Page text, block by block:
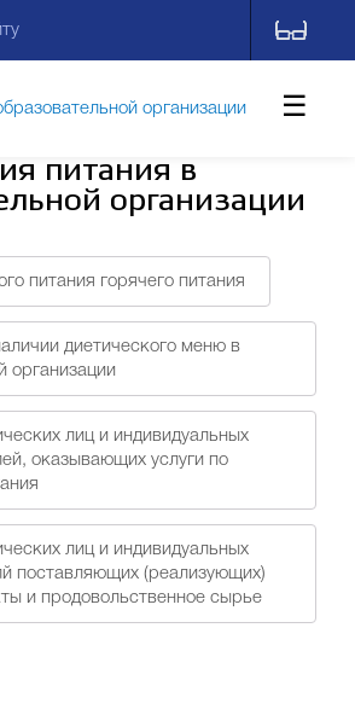
питания в
организации
питания горячего питания
диетического меню в
организации
лиц и индивидуальных
оказывающих услуги по
лиц и индивидуальных
поставляющих (реализующих)
и продовольственное сырье
организации
Обращения граждан
Противодействие коррупции
сведения Новости